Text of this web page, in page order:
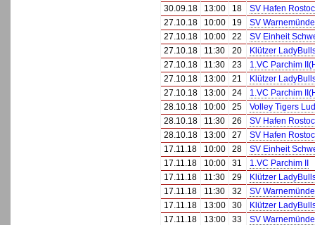
30.09.18
13:00 18
SV Hafen
27.10.18
10:00 19
SV
27.10.18
10:00 22
SV Einheit
27.10.18
11:30 20
Klützer
27.10.18
11:30 23
1.VC Parchim
27.10.18
13:00 21
Klützer
27.10.18
13:00 24
1.VC Parchim
28.10.18
10:00 25
Volley Tigers
28.10.18
11:30 26
SV Hafen
28.10.18
13:00 27
SV Hafen
17.11.18
10:00 28
SV Einheit
17.11.18
10:00 31
1.VC Parchim II
17.11.18
11:30 29
Klützer
17.11.18
11:30 32
SV
17.11.18
13:00 30
Klützer
17.11.18
13:00 33
SV